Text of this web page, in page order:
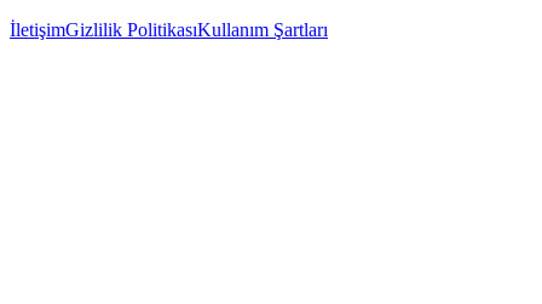
İletişimGizlilik PolitikasıKullanım Şartları